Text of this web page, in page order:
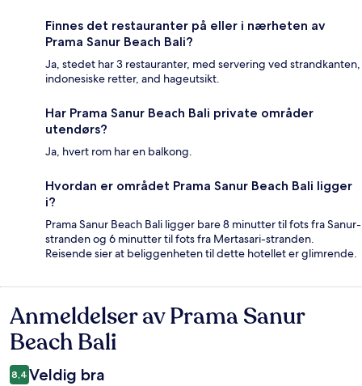
Finnes det restauranter på eller i nærheten av
Prama Sanur Beach Bali?
Ja, stedet har 3 restauranter, med servering ved strandkanten,
indonesiske retter, and hageutsikt.
Har Prama Sanur Beach Bali private områder
utendørs?
Ja, hvert rom har en balkong.
Hvordan er området Prama Sanur Beach Bali ligger
i?
Prama Sanur Beach Bali ligger bare 8 minutter til fots fra Sanur-
stranden og 6 minutter til fots fra Mertasari-stranden.
Reisende sier at beliggenheten til dette hotellet er glimrende.
Anmeldelser
Anmeldelser av Prama Sanur
Beach Bali
8,4 Veldig bra